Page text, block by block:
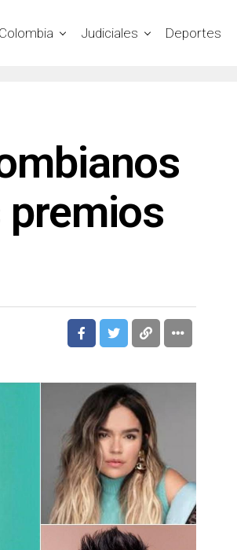
Colombia Judiciales Deportes